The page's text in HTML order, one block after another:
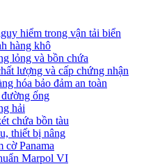
hiểm trong vận tải biển
hàng khô
lỏng và bồn chứa
lượng và cấp chứng nhận
hóa bảo đảm an toàn
ống
hải
chứa bồn tàu
thiết bị nâng
Panama
Marpol VI